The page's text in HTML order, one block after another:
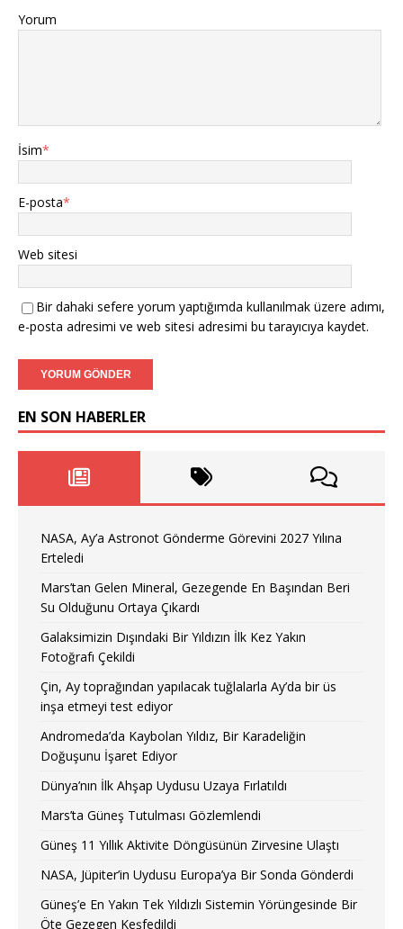
Yorum
İsim*
E-posta*
Web sitesi
Bir dahaki sefere yorum yaptığımda kullanılmak üzere adımı,
e-posta adresimi ve web sitesi adresimi bu tarayıcıya kaydet.
EN SON HABERLER
NASA, Ay’a Astronot Gönderme Görevini 2027 Yılına
Erteledi
Mars’tan Gelen Mineral, Gezegende En Başından Beri
Su Olduğunu Ortaya Çıkardı
Galaksimizin Dışındaki Bir Yıldızın İlk Kez Yakın
Fotoğrafı Çekildi
Çin, Ay toprağından yapılacak tuğlalarla Ay’da bir üs
inşa etmeyi test ediyor
Andromeda’da Kaybolan Yıldız, Bir Karadeliğin
Doğuşunu İşaret Ediyor
Dünya’nın İlk Ahşap Uydusu Uzaya Fırlatıldı
Mars’ta Güneş Tutulması Gözlemlendi
Güneş 11 Yıllık Aktivite Döngüsünün Zirvesine Ulaştı
NASA, Jüpiter’in Uydusu Europa’ya Bir Sonda Gönderdi
Güneş’e En Yakın Tek Yıldızlı Sistemin Yörüngesinde Bir
Öte Gezegen Keşfedildi